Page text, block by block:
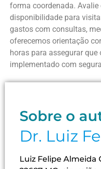
forma coordenada. Avalie
disponibilidade para
gastos com consultas,
oferecemos orientação
horas para assegurar que
implementado com
Sobre o
Dr. Luiz
Luiz Felipe Almeida